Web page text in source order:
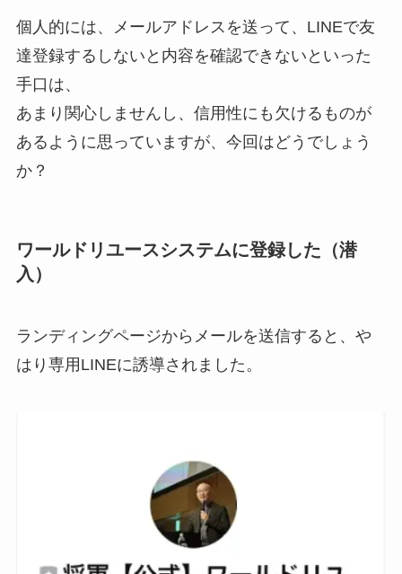
個人的には、メールアドレスを送って、LINEで友
達登録するしないと内容を確認できないといった
手口は、
あまり関心しませんし、信用性にも欠けるものが
あるように思っていますが、今回はどうでしょう
か？
ワールドリユースシステムに登録した（潜
入）
ランディングページからメールを送信すると、や
はり専用LINEに誘導されました。